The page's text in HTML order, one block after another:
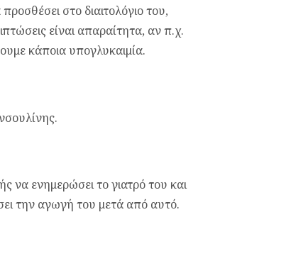
στο διαιτολόγιο του,
είναι απαραίτητα, αν π.χ.
κάποια υπογλυκαιμία.
να ενημερώσει το γιατρό του και
την αγωγή του μετά από αυτό.